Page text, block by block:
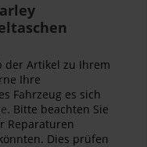
der Artikel zu Ihrem
Ihre
Fahrzeug es sich
. Bitte beachten Sie
Reparaturen
Dies prüfen